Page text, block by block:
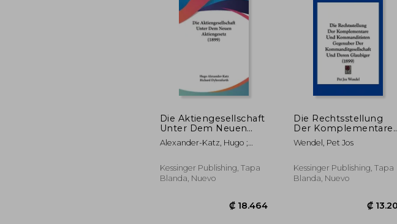
₡ 19.048
Die Aktiengesellschaft
Unter Dem Neuen
Aktiengesetz (1899)
(en Alemán)
Alexander-Katz, Hugo ;
Kessinger Publishing, Tapa
Blanda, Nuevo
Die Rechtsstellung
Der Komplementare
Und Kommanditisten
Gegenuber Der
Und Deren Glaubiger
(1899) (en Alemán)
Wendel, Pet Jos
Kessinger Publishing, Tapa
Blanda, Nuevo